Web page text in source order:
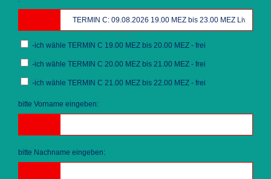
-ich wähle TERMIN C 19.00 MEZ bis 20.00 MEZ - frei
-ich wähle TERMIN C 20.00 MEZ bis 21.00 MEZ - frei
-ich wähle TERMIN C 21.00 MEZ bis 22.00 MEZ - frei
bitte Vorname eingeben:
bitte Nachname eingeben: